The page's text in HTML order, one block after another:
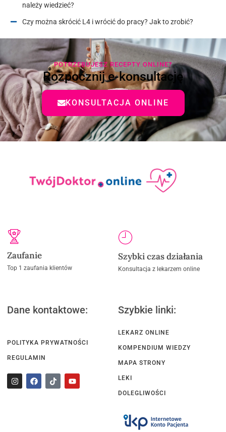
należy wiedzieć?
Czy można skrócić L4 i wrócić do pracy? Jak to zrobić?
POTRZEBUJESZ RECEPTY ONLINE?
Rozpocznij e-konsultację
KONSULTACJA ONLINE
Zaufanie
Top 1 zaufania klientów
Szybki czas działania
Konsultacja z lekarzem online
Dane kontaktowe:
POLITYKA PRYWATNOŚCI
REGULAMIN
Szybkie linki:
LEKARZ ONLINE
KOMPENDIUM WIEDZY
MAPA STRONY
LEKI
DOLEGLIWOŚCI